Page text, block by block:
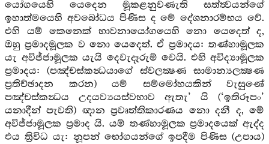
යෝගයෙහි යෙදෙන මූකළනුවණැති සත්ත්‍වයන්ගේ
ඉහාත්මයෙහි අවබෝධය පිණිස ද මේ දේශනාරම්භය වේ.
එහි යම් කෙනෙක් භාවනායෝගයෙහි නො යෙදෙත් ද,
ඔහු ප්‍රමාදමූලක ව නො යෙදෙත්. ඒ ප්‍රමාදය: තණ්හාමූලක
යැ අවිජ්ජාමූලක යැයි දෙවැදෑරුම් වෙයි. එහි අවිද්‍යාමූලක
ප්‍රමාදය: (පඤ්චස්කන්‍ධයාගේ ස්වලක්‍ෂණ සාමාන්‍යලක්‍ෂණ
ප්‍රතිච්ඡාදන කරන) යම් සම්මෝහයකින් වැසුණේ
පඤ්චස්කන්‍ධය උදයව්‍යයස්වභාව ඇතැ’ යි (‘ඉතිරූපං’
යනාදීන් පැවති) ඥාන ප්‍රවෘත්තිකාරණය නො දනී ද, මේ
අවිජ්ජාමූලක ප්‍රමාද යි. යම් තණ්හාමූලක ප්‍රමාදයෙක් ඇද්ද
එය ත්‍රිවිධ යැ: නූපන් භෝගයන්ගේ ඉපදීම පිණිස (උපාය)